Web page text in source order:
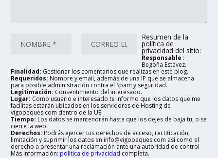
Resumen de la
política de
privacidad del sitio:
Responsable :
Begoña Estévez.
Finalidad: Gestionar los comentarios que realizas en este blog.
Requeridos: Nombre y email, además de una IP que se almacena
para posible administración contra el Spam y seguridad.
Legitimación: Consentimiento del interesado.
Lugar: Como usuario e interesado te informo que los datos que me
facilitas estarán ubicados en los servidores de Hosting de
vigopeques.com dentro de la UE.
Tiempo: Los datos se mantendrán hasta que los dejes de baja tu, o se
cierre la web.
Derechos: Podrás ejercer tus derechos de acceso, rectificación,
limitación y suprimir los datos en info@vigopeques.com así como el
derecho a presentar una reclamación ante una autoridad de control
Más Información: política de privacidad completa.